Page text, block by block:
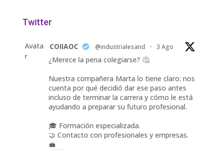
Twitter
Avata
r
COIIAOC @industrialesand · 3 Ago
¿Merece la pena colegiarse? 🤔
Nuestra compañera Marta lo tiene claro: nos
cuenta por qué decidió dar ese paso antes
incluso de terminar la carrera y cómo le está
ayudando a preparar su futuro profesional.
🎓 Formación especializada.
🤝 Contacto con profesionales y empresas.
💼